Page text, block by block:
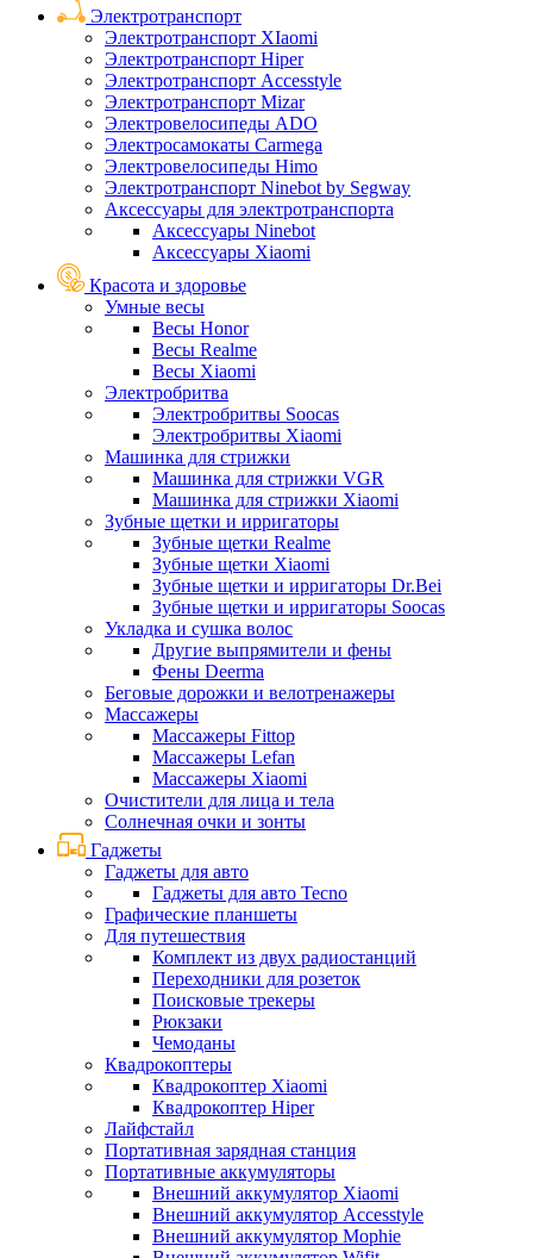
Электротранспорт
Электротранспорт XIaomi
Электротранспорт Hiper
Электротранспорт Accesstyle
Электротранспорт Mizar
Электровелосипеды ADO
Электросамокаты Carmega
Электровелосипеды Himo
Электротранспорт Ninebot by Segway
Аксессуары для электротранспорта
Аксессуары Ninebot
Аксессуары Xiaomi
Красота и здоровье
Умные весы
Весы Honor
Весы Realme
Весы Xiaomi
Электробритва
Электробритвы Soocas
Электробритвы Xiaomi
Машинка для стрижки
Машинка для стрижки VGR
Машинка для стрижки Xiaomi
Зубные щетки и ирригаторы
Зубные щетки Realme
Зубные щетки Xiaomi
Зубные щетки и ирригаторы Dr.Bei
Зубные щетки и ирригаторы Soocas
Укладка и сушка волос
Другие выпрямители и фены
Фены Deerma
Беговые дорожки и велотренажеры
Массажеры
Массажеры Fittop
Массажеры Lefan
Массажеры Xiaomi
Очистители для лица и тела
Солнечная очки и зонты
Гаджеты
Гаджеты для авто
Гаджеты для авто Tecno
Графические планшеты
Для путешествия
Комплект из двух радиостанций
Переходники для розеток
Поисковые трекеры
Рюкзаки
Чемоданы
Квадрокоптеры
Квадрокоптер Xiaomi
Квадрокоптер Hiper
Лайфстайл
Портативная зарядная станция
Портативные аккумуляторы
Внешний аккумулятор Xiaomi
Внешний аккумулятор Accesstyle
Внешний аккумулятор Mophie